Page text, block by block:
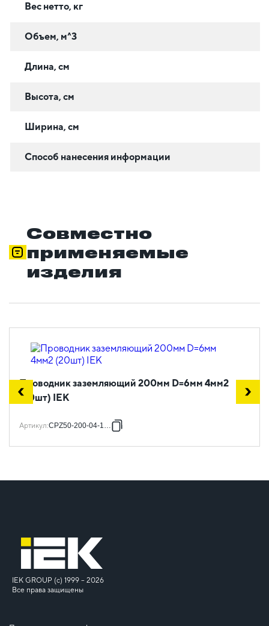
Вес нетто, кг
Объем, м^3
Длина, см
Высота, см
Ширина, см
Способ нанесения информации
Совместно
применяемые
изделия
Проводник заземляющий 200мм D=6мм 4мм2
(20шт) IEK
Артикул:CPZ50-200-04-1-06
IEK GROUP (c) 1999 – 2026
Все права защищены